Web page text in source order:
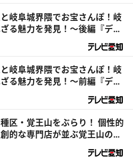
岐阜城界隈でお宝さんぽ！岐
る魅力を発見！～後編『デラ
岐阜城界隈でお宝さんぽ！岐
る魅力を発見！～前編『デラ
区・覚王山をぶらり！ 個性的
的な専門店が並ぶ覚王山の知